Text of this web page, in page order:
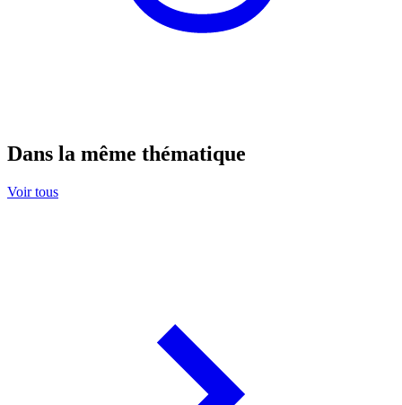
Dans la même thématique
Voir tous